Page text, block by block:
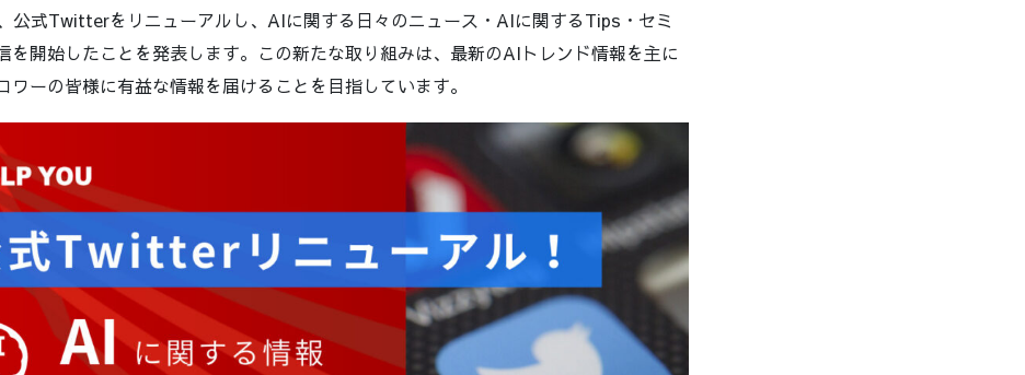
公式Twitterをリニューアルし、AIに関する日々のニュース・AIに関するTips・セミ
を開始したことを発表します。この新たな取り組みは、最新のAIトレンド情報を主に
ワーの皆様に有益な情報を届けることを目指しています。